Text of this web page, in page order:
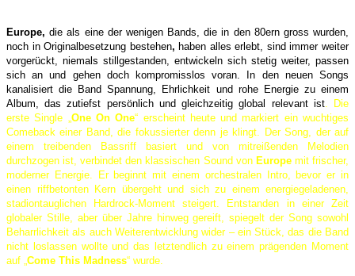
Europe, die als eine der wenigen Bands, die in den 80ern gross wurden,
noch in Originalbesetzung bestehen, haben alles erlebt, sind immer weiter
vorgerückt, niemals stillgestanden, entwickeln sich stetig weiter, passen
sich an und gehen doch kompromisslos voran. In den neuen Songs
kanalisiert die Band Spannung, Ehrlichkeit und rohe Energie zu einem
Album, das zutiefst persönlich und gleichzeitig global relevant ist. Die
erste Single „ One On One“ erscheint heute und markiert ein wuchtiges
Comeback einer Band, die fokussierter denn je klingt. Der Song, der auf
einem treibenden Bassriff basiert und von mitreißenden Melodien
durchzogen ist, verbindet den klassischen Sound von Europemit frischer,
moderner Energie. Er beginnt mit einem orchestralen Intro, bevor er in
einen riffbetonten Kern übergeht und sich zu einem energiegeladenen,
stadiontauglichen Hardrock-Moment steigert. Entstanden in einer Zeit
globaler Stille, aber über Jahre hinweg gereift, spiegelt der Song sowohl
Beharrlichkeit als auch Weiterentwicklung wider – ein Stück, das die Band
nicht loslassen wollte und das letztendlich zu einem prägenden Moment
auf „ Come This Madness“ wurde.